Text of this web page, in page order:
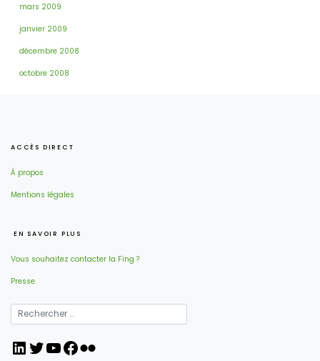
mars 2009
janvier 2009
décembre 2008
octobre 2008
ACCÈS DIRECT
À propos
Mentions légales
EN SAVOIR PLUS
Vous souhaitez contacter la Fing ?
Presse
LinkedIn
Twitter
YouTube
Facebook
Flickr